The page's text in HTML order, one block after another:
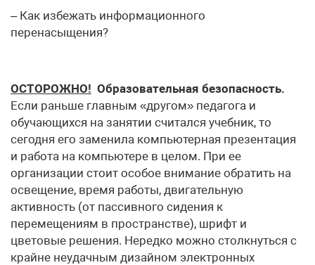
– Как избежать информационного
перенасыщения?
ОСТОРОЖНО! Образовательная безопасность.
Если раньше главным «другом» педагога и
обучающихся на занятии считался учебник, то
сегодня его заменила компьютерная презентация
и работа на компьютере в целом. При ее
организации стоит особое внимание обратить на
освещение, время работы, двигательную
активность (от пассивного сидения к
перемещениям в пространстве), шрифт и
цветовые решения. Нередко можно столкнуться с
крайне неудачным дизайном электронных